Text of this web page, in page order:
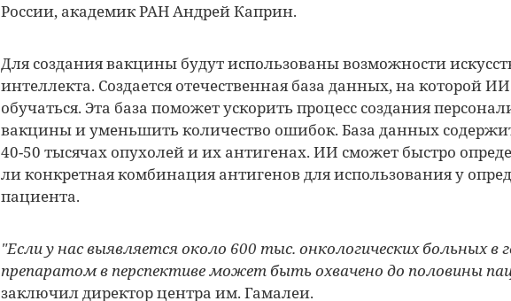
России, академик РАН Андрей Каприн.
Для создания вакцины будут использованы возможности
интеллекта. Создается отечественная база данных, на которой
обучаться. Эта база поможет ускорить процесс создания
вакцины и уменьшить количество ошибок. База данных
40-50 тысячах опухолей и их антигенах. ИИ сможет быстро
ли конкретная комбинация антигенов для использования у
пациента.
"Если у нас выявляется около 600 тыс. онкологических больных
препаратом в перспективе может быть охвачено до половины
заключил директор центра им. Гамалеи.